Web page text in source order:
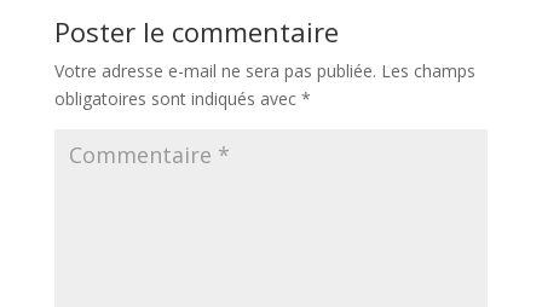
Poster le commentaire
Votre adresse e-mail ne sera pas publiée. Les champs
obligatoires sont indiqués avec *